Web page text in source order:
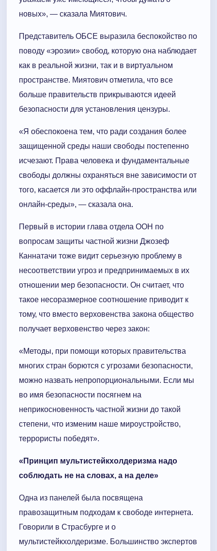
новых», — сказала Миятович.
Представитель ОБСЕ выразила беспокойство по
поводу «эрозии» свобод, которую она наблюдает
как в реальной жизни, так и в виртуальном
пространстве. Миятович отметила, что все
больше правительств прикрываются идеей
безопасности для установления цензуры.
«Я обеспокоена тем, что ради создания более
защищенной среды наши свободы постепенно
исчезают. Права человека и фундаментальные
свободы должны охраняться вне зависимости от
того, касается ли это оффлайн-пространства или
онлайн-среды», — сказала она.
Первый в истории глава отдела ООН по
вопросам защиты частной жизни Джозеф
Каннатачи тоже видит серьезную проблему в
несоответствии угроз и предпринимаемых в их
отношении мер безопасности. Он считает, что
такое несоразмерное соотношение приводит к
тому, что вместо верховенства закона общество
получает верховенство через закон:
«Методы, при помощи которых правительства
многих стран борются с угрозами безопасности,
можно назвать непропорциональными. Если мы
во имя безопасности посягнем на
неприкосновенность частной жизни до такой
степени, что изменим наше мироустройство,
террористы победят».
«Принцип мультистейкхолдеризма надо
соблюдать не на словах, а на деле»
Одна из панелей была посвящена
правозащитным подходам к свободе интернета.
Говорили в Страсбурге и о
мультистейкхолдеризме. Большинство экспертов